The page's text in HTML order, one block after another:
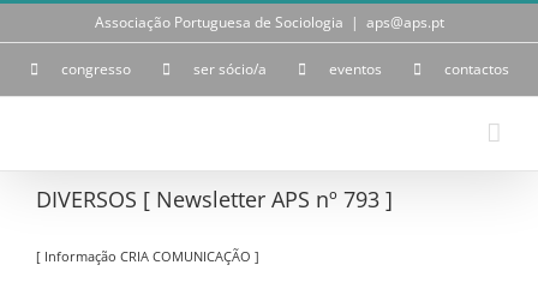
Skip
Associação Portuguesa de Sociologia | aps@aps.pt
congresso ser sócio/a eventos contactos
DIVERSOS [ Newsletter APS nº 793 ]
[ Informação CRIA COMUNICAÇÃO ]